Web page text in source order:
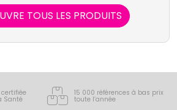
TOUS LES PRODUITS
Santé
15 000 références à bas prix
toute l’année